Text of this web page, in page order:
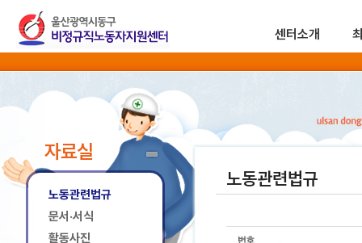
센터소개
자료실
노동관련법규
문서·서식
활동사진
노동관련법규